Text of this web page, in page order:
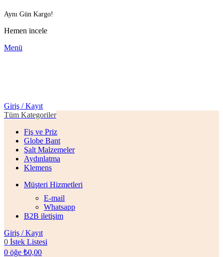
Aynı Gün Kargo!
Hemen incele
Menü
Giriş / Kayıt
Tüm Kategoriler
Fiş ve Priz
Globe Bant
Şalt Malzemeler
Aydınlatma
Klemens
Müşteri Hizmetleri
E-mail
Whatsapp
B2B iletişim
Giriş / Kayıt
0 İstek Listesi
0 öğe ₺0,00